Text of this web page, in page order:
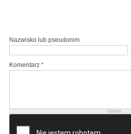
Nazwisko lub pseudonim
Komentarz *